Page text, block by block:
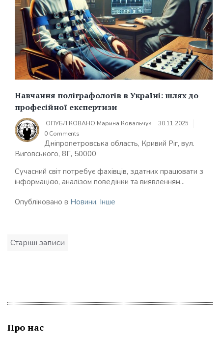
Навчання поліграфологів в Україні: шлях до
професійної експертизи
ОПУБЛІКОВАНО Марина Ковальчук
30.11.2025
0 Comments
Дніпропетровська область, Кривий Ріг, вул.
Виговського, 8Г, 50000
Сучасний світ потребує фахівців, здатних працювати з
інформацією, аналізом поведінки та виявленням...
Опубліковано в Новини, Інше
Навігація
записів
Старіші записи
Про нас